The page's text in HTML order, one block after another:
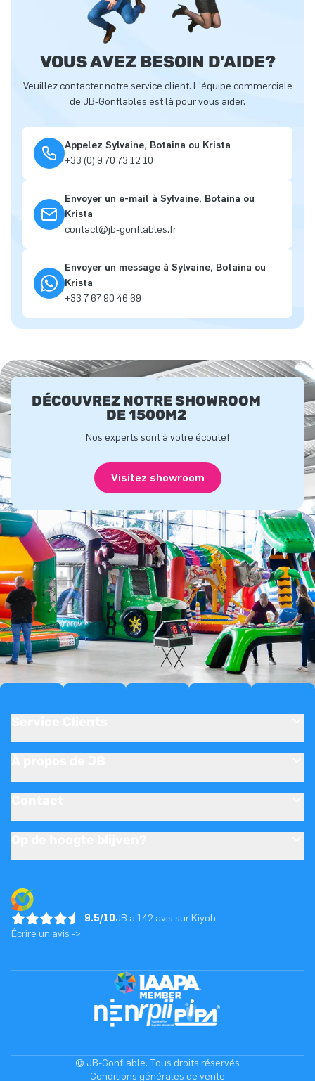
VOUS AVEZ BESOIN D'AIDE?
Veuillez contacter notre service client. L'équipe commerciale
de JB-Gonflables est là pour vous aider.
Appelez Sylvaine, Botaina ou Krista
+33 (0) 9 70 73 12 10
Envoyer un e-mail à Sylvaine, Botaina ou
Krista
contact@jb-gonflables.fr
Envoyer un message à Sylvaine, Botaina ou
Krista
+33 7 67 90 46 69
DÉCOUVREZ NOTRE SHOWROOM
DE 1500M2
Nos experts sont à votre écoute!
Visitez showroom
9.5/10JB a 142 avis sur Kiyoh
Écrire un avis ->
© JB-Gonflable. Tous droits réservés
Conditions générales de vente